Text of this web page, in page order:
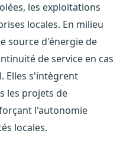
les exploitations
locales. En milieu
source d'énergie de
de service en cas
Elles s'intègrent
les projets de
l'autonomie
locales.